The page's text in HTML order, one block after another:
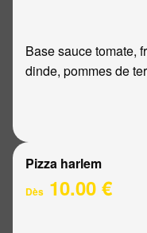
Base sauce tomate,
dinde, pommes de
Pizza harlem
Dès 10.00 €